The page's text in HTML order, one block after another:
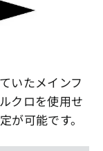
いたメインフ
クロを使用せ
が可能です。